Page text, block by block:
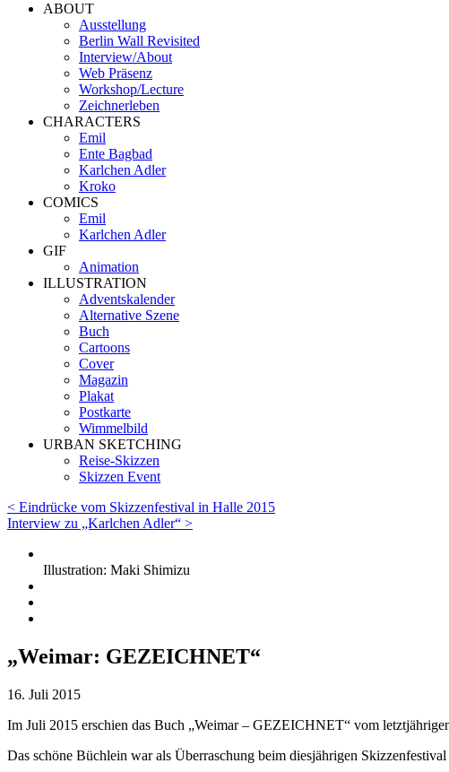
ABOUT
Ausstellung
Berlin Wall Revisited
Interview/About
Web Präsenz
Workshop/Lecture
Zeichnerleben
CHARACTERS
Emil
Ente Bagbad
Karlchen Adler
Kroko
COMICS
Emil
Karlchen Adler
GIF
Animation
ILLUSTRATION
Adventskalender
Alternative Szene
Buch
Cartoons
Cover
Magazin
Plakat
Postkarte
Wimmelbild
URBAN SKETCHING
Reise-Skizzen
Skizzen Event
< Eindrücke vom Skizzenfestival in Halle 2015
Interview zu „Karlchen Adler“ >
Illustration: Maki Shimizu
„Weimar: GEZEICHNET“
16. Juli 2015
Im Juli 2015 erschien das Buch „Weimar – GEZEICHNET“ vom
Das schöne Büchlein war als Überraschung beim diesjährigen